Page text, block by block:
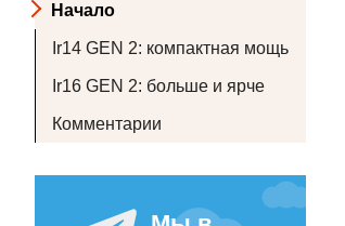
Начало
Ir14 GEN 2: компактная мощь
Ir16 GEN 2: больше и ярче
Комментарии